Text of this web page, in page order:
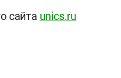
сайта unics.ru